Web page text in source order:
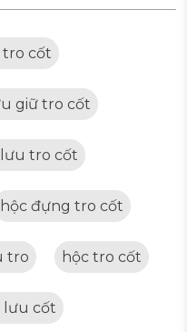
cốt
giữ tro cốt
tro cốt
hộc đựng tro cốt
tro hộc tro cốt
lưu cốt